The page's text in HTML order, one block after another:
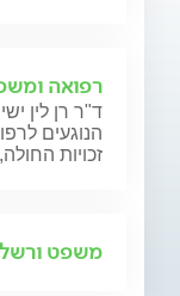
רפואה
ד"ר רן לין
הנוגעים
זכויות
משפט